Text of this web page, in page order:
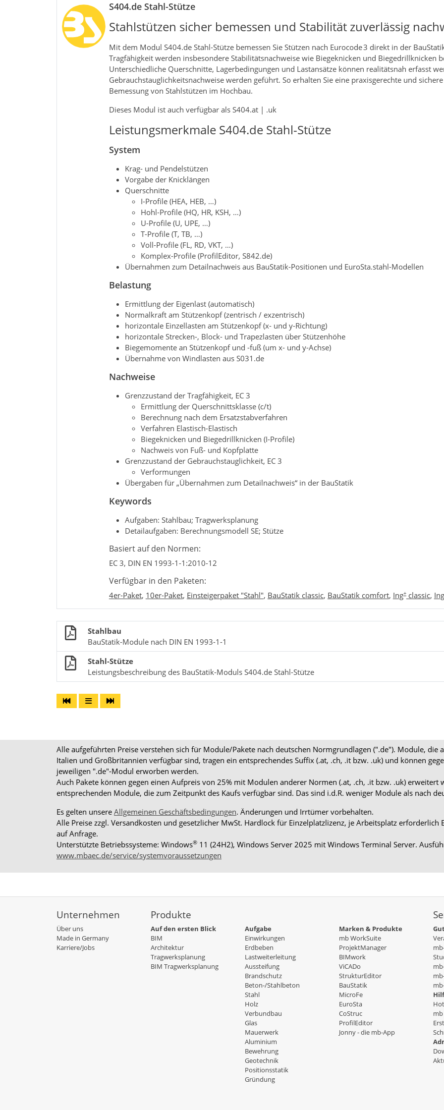
S404.de Stahl-Stütze
Stahlstützen sicher bemessen und Stabilität zuverlässig
Mit dem Modul S404.de Stahl‑Stütze bemessen Sie Stützen nach Eurocode 3 direkt in der
Tragfähigkeit werden insbesondere Stabilitätsnachweise wie Biegeknicken und Biegedrillknicken
Unterschiedliche Querschnitte, Lagerbedingungen und Lastansätze können realitätsnah erfasst
Gebrauchstauglichkeitsnachweise werden geführt. So erhalten Sie eine praxisgerechte und sichere
Bemessung von Stahlstützen im Hochbau.
Dieses Modul ist auch verfügbar als S404.at | .uk
Leistungsmerkmale S404.de Stahl-Stütze
System
Krag- und Pendelstützen
Vorgabe der Knicklängen
Querschnitte
I-Profile (HEA, HEB, …)
Hohl-Profile (HQ, HR, KSH, …)
U-Profile (U, UPE, …)
T-Profile (T, TB, …)
Voll-Profile (FL, RD, VKT, …)
Komplex-Profile (ProfilEditor, S842.de)
Übernahmen zum Detailnachweis aus BauStatik-Positionen und EuroSta.stahl-Modellen
Belastung
Ermittlung der Eigenlast (automatisch)
Normalkraft am Stützenkopf (zentrisch / exzentrisch)
horizontale Einzellasten am Stützenkopf (x- und y-Richtung)
horizontale Strecken-, Block- und Trapezlasten über Stützenhöhe
Biegemomente an Stützenkopf und -fuß (um x- und y-Achse)
Übernahme von Windlasten aus S031.de
Nachweise
Grenzzustand der Tragfähigkeit, EC 3
Ermittlung der Querschnittsklasse (c/t)
Berechnung nach dem Ersatzstabverfahren
Verfahren Elastisch-Elastisch
Biegeknicken und Biegedrillknicken (I-Profile)
Nachweis von Fuß- und Kopfplatte
Grenzzustand der Gebrauchstauglichkeit, EC 3
Verformungen
Übergaben für „Übernahmen zum Detailnachweis“ in der BauStatik
Keywords
Aufgaben: Stahlbau; Tragwerksplanung
Detailaufgaben: Berechnungsmodell SE; Stütze
Basiert auf den Normen:
EC 3, DIN EN 1993-1-1:2010-12
Verfügbar in den Paketen:
4er-Paket, 10er-Paket, Einsteigerpaket "Stahl", BauStatik classic, BauStatik comfort, Ing+classic, Ing
Stahlbau
BauStatik-Module nach DIN EN 1993-1-1
Stahl-Stütze
Leistungsbeschreibung des BauStatik-Moduls S404.de Stahl-Stütze
Alle aufgeführten Preise verstehen sich für Module/Pakete nach deutschen Normgrundlagen (".de"). Module, die
Italien und Großbritannien verfügbar sind, tragen ein entsprechendes Suffix (.at, .ch, .it bzw. .uk) und können
jeweiligen ".de"-Modul erworben werden.
Auch Pakete können gegen einen Aufpreis von 25% mit Modulen anderer Normen (.at, .ch, .it bzw. .uk) erweitert
entsprechenden Module, die zum Zeitpunkt des Kaufs verfügbar sind. Das sind i.d.R. weniger Module als nach
Es gelten unsere Allgemeinen Geschäftsbedingungen. Änderungen und Irrtümer vorbehalten.
Alle Preise zzgl. Versandkosten und gesetzlicher MwSt. Hardlock für Einzelplatzlizenz, je Arbeitsplatz erforderlich
auf Anfrage.
Unterstützte Betriebssysteme: Windows® 11 (24H2), Windows Server 2025 mit Windows Terminal Server.
www.mbaec.de/service/systemvoraussetzungen
Unternehmen
Über uns
Made in Germany
Karriere/Jobs
Produkte
Auf den ersten Blick
BIM
Architektur
Tragwerksplanung
BIM Tragwerksplanung
Aufgabe
Einwirkungen
Erdbeben
Lastweiterleitung
Aussteifung
Brandschutz
Beton-/Stahlbeton
Stahl
Holz
Verbundbau
Glas
Mauerwerk
Aluminium
Bewehrung
Geotechnik
Positionsstatik
Gründung
Marken & Produkte
mb WorkSuite
ProjektManager
BIMwork
ViCADo
StrukturEditor
BauStatik
MicroFe
EuroSta
CoStruc
ProfilEditor
Jonny - die mb-App
mb